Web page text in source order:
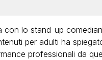
con lo stand-up
per adulti ha
professionali da